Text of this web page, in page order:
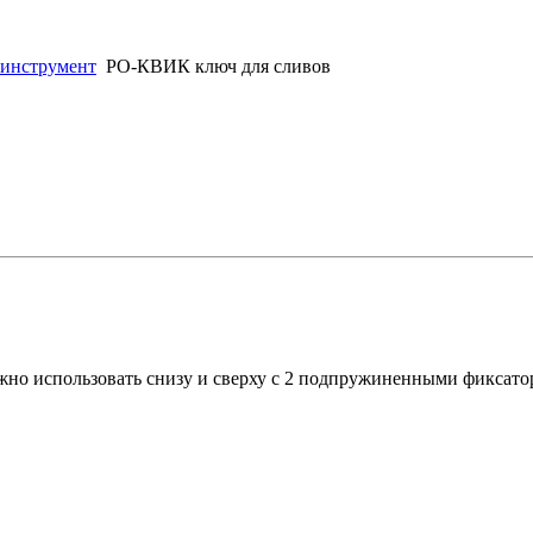
РО-КВИК ключ для сливов
использовать снизу и сверху с 2 подпружиненными